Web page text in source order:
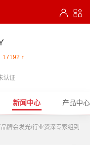
17192 ↑
认证
新闻中心 产品中心
牌会发光/行业资深专家组到